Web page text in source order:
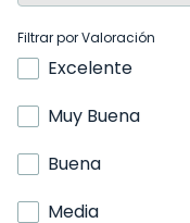
Filtrar por Valoración
Excelente
Muy Buena
Buena
Media